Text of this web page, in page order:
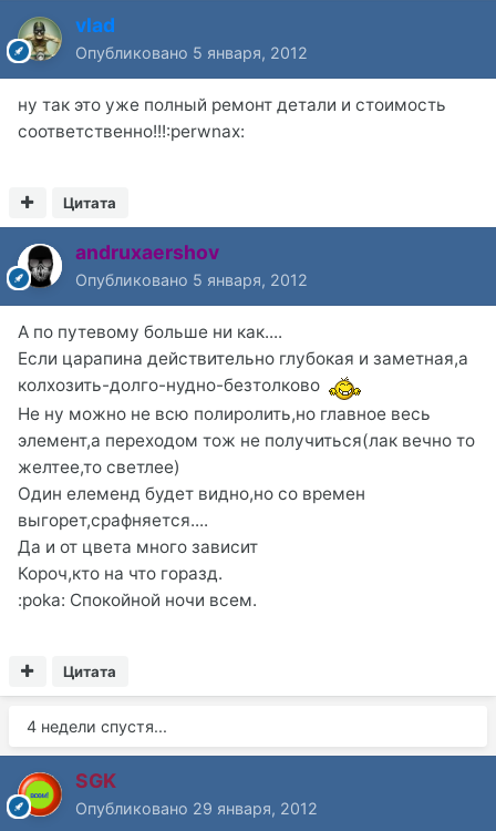
vlad
Опубликовано 5 января, 2012
ну так это уже полный ремонт детали и стоимость
соответственно!!!:perwnax:
Цитата
andruxaershov
Опубликовано 5 января, 2012
А по путевому больше ни как....
Если царапина действительно глубокая и заметная,а
колхозить-долго-нудно-безтолково
Не ну можно не всю полиролить,но главное весь
элемент,а переходом тож не получиться(лак вечно то
желтее,то светлее)
Один елеменд будет видно,но со времен
выгорет,срафняется....
Да и от цвета много зависит
Короч,кто на что горазд.
:poka: Спокойной ночи всем.
Цитата
4 недели спустя...
SGK
Опубликовано 29 января, 2012